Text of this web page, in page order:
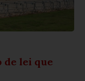
de lei que